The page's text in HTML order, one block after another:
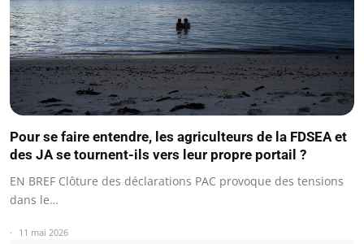
Pour se faire entendre, les agriculteurs de la FDSEA et
des JA se tournent-ils vers leur propre portail ?
EN BREF Clôture des déclarations PAC provoque des tensions
dans le…
11 mai 2026